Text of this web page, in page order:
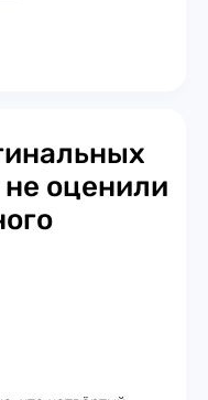
оценили